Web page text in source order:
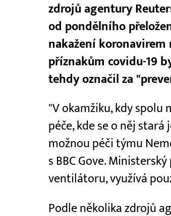
zdrojů agentury
od pondělního
nakažení
příznakům covidu-19
tehdy označil za
"V okamžiku, kdy
péče, kde se o něj
možnou péči týmu
s BBC Gove.
ventilátoru, využívá
Podle několika zdrojů